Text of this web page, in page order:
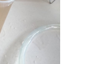
...